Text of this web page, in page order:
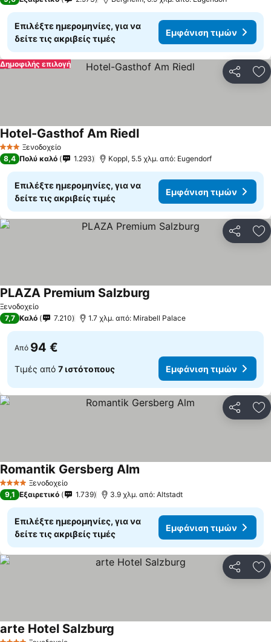
Επιλέξτε ημερομηνίες, για να
δείτε τις ακριβείς τιμές
Εμφάνιση τιμών
Δημοφιλής επιλογή
3 ΑστέριαΞενοδοχείο
Hotel-Gasthof Am RiedlΕμφάνιση τιμών
8,4 Πολύ καλό 1.293 Koppl, 5.5 χλμ. από: Eugendorf
Επιλέξτε ημερομηνίες, για να
δείτε τις ακριβείς τιμές
Εμφάνιση τιμών
Ξενοδοχείο
PLAZA Premium Salzburg
7,7 Καλό 7.210 1.7 χλμ. από: Mirabell Palace
Από 94 €
Τιμές από 7 ιστότοπους Εμφάνιση τιμών
4 ΑστέριαΞενοδοχείο
Romantik Gersberg Alm
9,1 Εξαιρετικό 1.739 3.9 χλμ. από: Altstadt
Επιλέξτε ημερομηνίες, για να
δείτε τις ακριβείς τιμές
Εμφάνιση τιμών
arte Hotel Salzburg